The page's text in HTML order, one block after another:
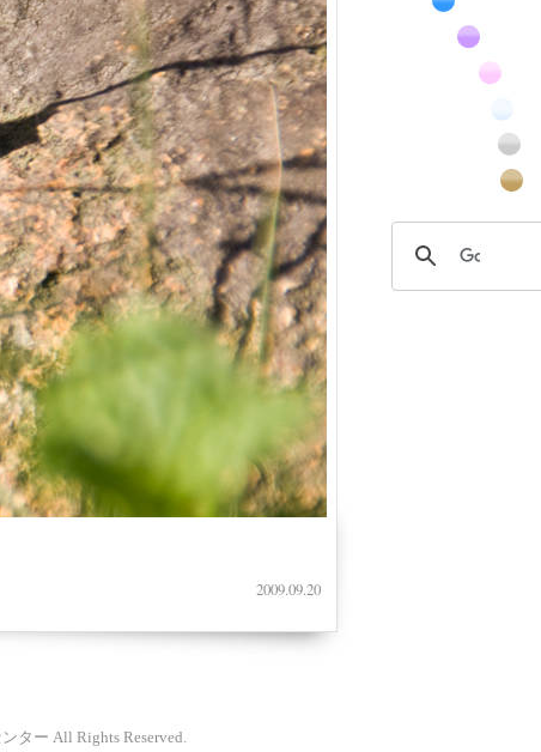
2009.09.20
青色の花のフリー写真素材
紫色の花のフリー写真素材
白色の花のフリー写真素材
昆虫のフリー写真素材
ター All Rights Reserved.